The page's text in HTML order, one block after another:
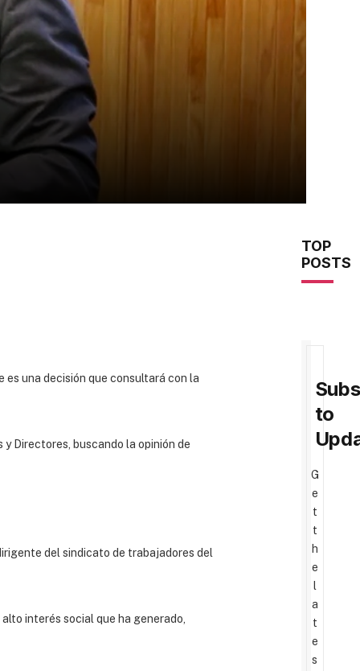
es una decisión que consultará con la
Directores, buscando la opinión de
del sindicato de trabajadores del
interés social que ha generado,
TOP
POSTS
to
G
e
t
t
h
e
l
a
t
e
s